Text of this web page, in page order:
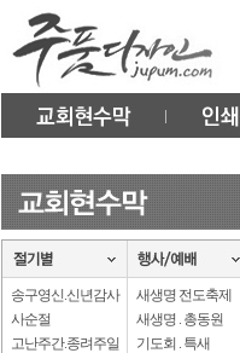
송구영신.신년감사
사순절
고난주간.종려주일
새생명 전도축제
새생명 . 총동원
기도회 . 특새